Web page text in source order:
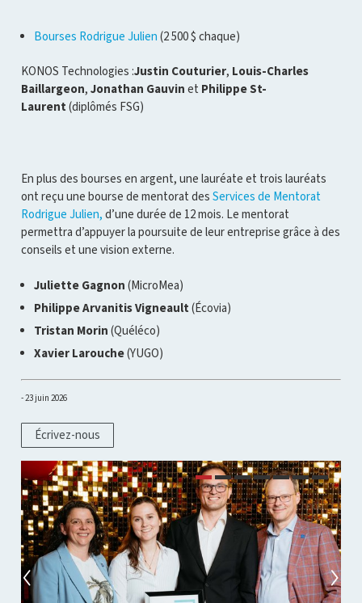
Bourses Rodrigue Julien (2 500 $ chaque)
KONOS Technologies :Justin Couturier, Louis-Charles
Baillargeon, Jonathan Gauvin et Philippe St-
Laurent (diplômés FSG)
En plus des bourses en argent, une lauréate et trois lauréats
ont reçu une bourse de mentorat des Services de Mentorat
Rodrigue Julien, d’une durée de 12 mois. Le mentorat
permettra d’appuyer la poursuite de leur entreprise grâce à des
conseils et une vision externe.
Juliette Gagnon (MicroMea)
Philippe Arvanitis Vigneault (Écovia)
Tristan Morin (Quéléco)
Xavier Larouche(YUGO)
23 juin 2026
Écrivez-nous